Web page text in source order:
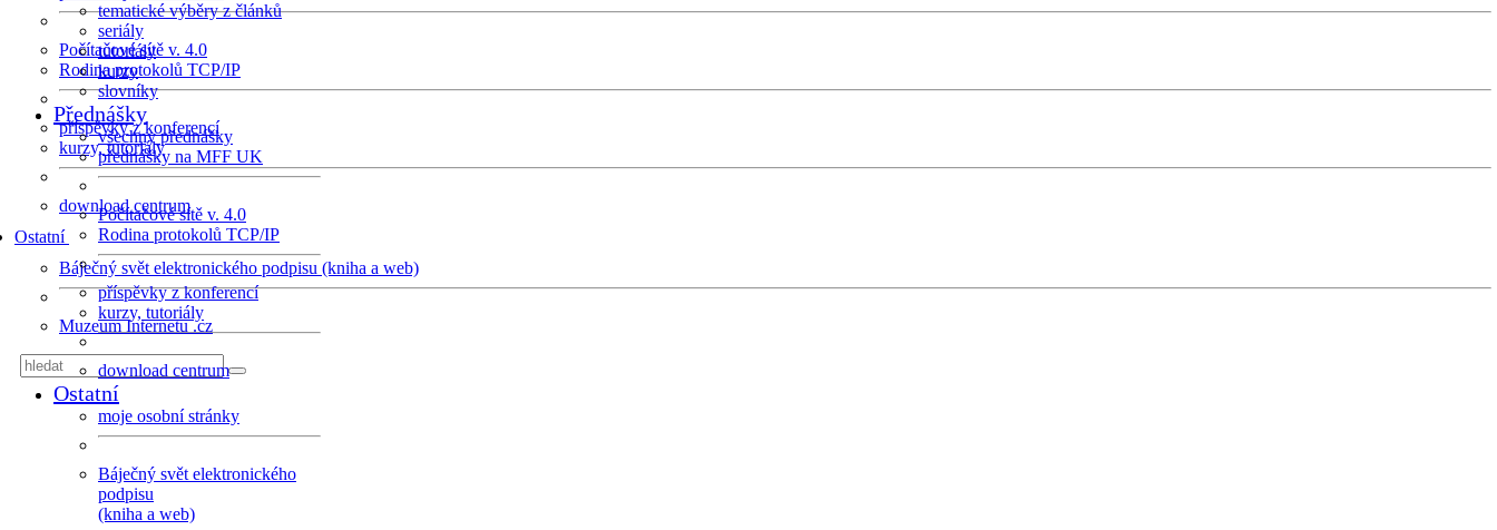
Počítačové sítě v. 4.0
Rodina protokolů TCP/IP
příspěvky z konferencí
kurzy, tutoriály
download centrum
Ostatní
Báječný svět elektronického podpisu (kniha a web)
Muzeum Internetu .cz
tematické výběry z článků
seriály
tutoriály
kurzy
slovníky
Přednášky
všechny přednášky
přednášky na MFF UK
Počítačové sítě v. 4.0
Rodina protokolů TCP/IP
příspěvky z konferencí
kurzy, tutoriály
download centrum
Ostatní
moje osobní stránky
Báječný svět elektronického
podpisu
(kniha a web)